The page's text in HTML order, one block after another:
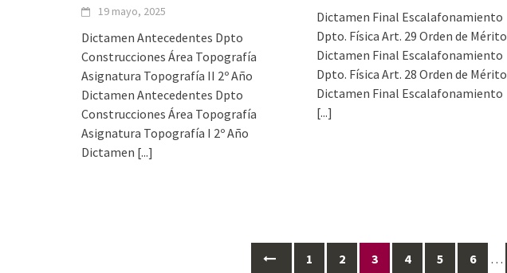
19 mayo, 2025
Dictamen Antecedentes Dpto
Construcciones Área Topografía
Asignatura Topografía II 2º Año
Dictamen Antecedentes Dpto
Construcciones Área Topografía
Asignatura Topografía I 2º Año
Dictamen [...]
Dictamen Final Escalafonamiento
Dpto. Física Art. 29 Orden de Mérito
Dictamen Final Escalafonamiento
Dpto. Física Art. 28 Orden de Mérito
Dictamen Final Escalafonamiento
[...]
1 2 3 4 5 6 …